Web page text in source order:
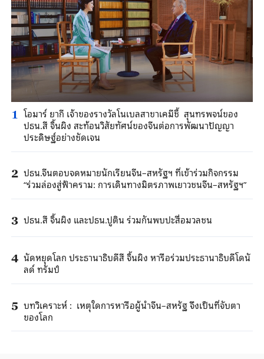
1 โอมาร์ ยากี เจ้าของรางวัลโนเบลสาขาเคมีชี้ สุนทรพจน์ของ
ปธน.สี จิ้นผิง สะท้อนวิสัยทัศน์ของจีนต่อการพัฒนาปัญญา
ประดิษฐ์อย่างชัดเจน
2 ปธน.จีนตอบจดหมายนักเรียนจีน–สหรัฐฯ ที่เข้าร่วมกิจกรรม
“ร่วมล่องสู่ฟ้าคราม: การเดินทางมิตรภาพเยาวชนจีน–สหรัฐฯ”
3 ปธน.สี จิ้นผิง และปธน.ปูติน ร่วมกันพบปะสื่อมวลชน
4 นัดหยุดโลก ประธานาธิบดีสี จิ้นผิง หารือร่วมประธานาธิบดีโดนั
ลด์ ทรัมป์
5 บทวิเคราะห์ : เหตุใดการหารือผู้นำจีน–สหรัฐ จึงเป็นที่จับตา
ของโลก